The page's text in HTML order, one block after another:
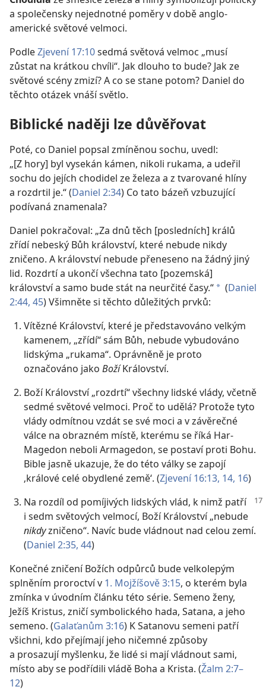
a společensky nejednotné poměry v době anglo-
americké světové velmoci.
PodleZjevení 17:10sedmá světová velmoc „musí
zůstat na krátkou chvíli“. Jak dlouho to bude? Jak ze
světové scény zmizí? A co se stane potom? Daniel do
těchto otázek vnáší světlo.
Biblické naději lze důvěřovat
Poté, co Daniel popsal zmíněnou sochu, uvedl:
„[Z hory] byl vysekán kámen, nikoli rukama, a udeřil
sochu do jejích chodidel ze železa a z tvarované hlíny
a rozdrtil je.“ (Daniel 2:34) Co tato bázeň vzbuzující
podívaná znamenala?
Daniel pokračoval: „Za dnů těch [posledních] králů
zřídí nebeský Bůh království, které nebude nikdy
zničeno. A království nebude přeneseno na žádný jiný
lid. Rozdrtí a ukončí všechna tato [pozemská]
království a samo bude stát na neurčité časy.“ * (Daniel
2:44, 45) Všimněte si těchto důležitých prvků:
Vítězné Království, které je představováno velkým
kamenem, „zřídí“ sám Bůh, nebude vybudováno
lidskýma „rukama“. Oprávněně je proto
označováno jako BožíKrálovství.
Boží Království „rozdrtí“ všechny lidské vlády, včetně
sedmé světové velmoci. Proč to udělá? Protože tyto
vlády odmítnou vzdát se své moci a v závěrečné
válce na obrazném místě, kterému se říká Har-
Magedon neboli Armagedon, se postaví proti Bohu.
Bible jasně ukazuje, že do této války se zapojí
‚králové celé obydlené země‘. (Zjevení 16:13, 14, 16)
Na rozdíl od pomíjivých lidských vlád, k nimž patří
i sedm světových velmocí, Boží Království „nebude
nikdyzničeno“. Navíc bude vládnout nad celou zemí.
(Daniel 2:35, 44)
Konečné zničení Božích odpůrců bude velkolepým
splněním proroctví v 1. Mojžíšově 3:15, o kterém byla
zmínka v úvodním článku této série. Semeno ženy,
Ježíš Kristus, zničí symbolického hada, Satana, a jeho
semeno. (Galaťanům 3:16) K Satanovu semeni patří
všichni, kdo přejímají jeho ničemné způsoby
a prosazují myšlenku, že lidé si mají vládnout sami,
místo aby se podřídili vládě Boha a Krista. (Žalm 2:7–
12)